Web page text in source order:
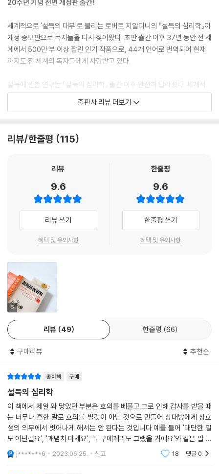
20주년 기념 전면 개정판 출간!
세계적으로 '설득의 대부'로 불리는 로버트 치알디니의 『설득의 심리학』이
개정 증보판으로 독자들을 다시 찾아왔다. 초판 출간 이후 37년 동안 전 세
계에서 500만 부 이상 팔린 인기 작품으로, 44개 언어로 번역되어 현재
까지도 전 세계의 독자들에게 사랑받고 있다.
설득에 관한 연구는 『설득의 심리학』 출간 이후 완전히 달라졌다. 세계적
으로 설득이라는 키워드에 커다란 관심이 쏠리며, 연구 자료와 심리학적
접근 방식도 광범위해지고 더욱 다양해졌다. 또 대중문화와 기술 발전으로
졌다. 이러한 환경 변화 속에서 사람들은 설득의 원칙을 어떻게 적용하고
설득의 무기를 더 효과적으로 활용하는 방법은 없을까? 이러한 질문에 대
방의 마음을 사로잡는 힌트의 실마리를 잡게 될 것이다.
이번에 출간된 개정 증보판에서는 설득 동기에 따라 알맞은 원칙을 적재적
소에 사용할 수 있게 원칙의 순서를 재배치하면서 완성도를 높였다. 지난
연구를 토대로 원하는 설득 목적에 따라 재구성한 것이다. 상호 간의 긍정
기에는 사회적 증거와 권위 원칙, 행동 자극에는 일관성과 희소성 원칙을
적용하는 등 가장 효과적인 설득의 도구를 확인하는 데 적합한 구성으로
재배치하였다.
또 독자들이 직접 보내준 ‘독자 편지’들도 업데이트했을 뿐 아니라, 일상적
인 사람들 사이의 상호작용에서 설득의 역할에 관해 보도한 기사들을 수록
하여, 비단 실험실에서만 연구한 내용이 아니라 일상생활 속에서 일어나는
활에서 누군가에게 얼마나 쉽게 설득당하고, 어처구니없이 속아 넘어가
마지막으로 이번 개정 증보판에서 가장 눈여겨보아야 할 점은 보편적인 사
회적 설득의 원칙인 ‘연대감’이 추가되었다. 설득의 달인들은 대부분 ‘우
리’라는 관계 속에서 단단한 기반을 형성한다. 같은 집단에 속해 있다고 생
각되는 사람에게 ‘예스’를 더 쉽게 이끌어내는 경향이 있기 때문이다. 간단
하게 ‘우리’를 정의하면 자신을 공유하는 관계라고 할 수 있다. 여기에는 인
종, 민족, 국가, 가족, 정치 및 종교 집단뿐 아니라 작게는 좋아하는 스포츠
팀 팬끼리도 연대감도 여기에 속한다. 새롭게 추가된 장을 통해 개인화되
출판사 리뷰 더보기
리뷰/한줄평 115
리뷰
9.6
리뷰 쓰기
혜택 및 유의사항
한줄평
9.6
한줄평 쓰기
혜택 및 유의사항
5
리뷰 49 한줄평 66
구매리뷰 추천순
종이책 구매
설득의 심리학
이 책에서 제일 와 닿았던 부분은 호의를 베풀고 그로 인해 감사를 받을 때
는 너무나 흔한 말로 호의를 별것이 아닌 것으로 만들어 상대방에게 상호
성의 의무에서 벗어나게 해서는 안 된다는 것입니다.예를 들어 '대단한 일
도 아닌걸요', '괘념치 마세요', '누구에게라도 그랬을 거예요'와 같은 말 보
다는 '입장이 바뀌었다면 당신도 제게 똑같이 해주었을 거예요'와 같은 말
로 보답에 대
j*******6 2023.06.25. 신고 18 댓글0